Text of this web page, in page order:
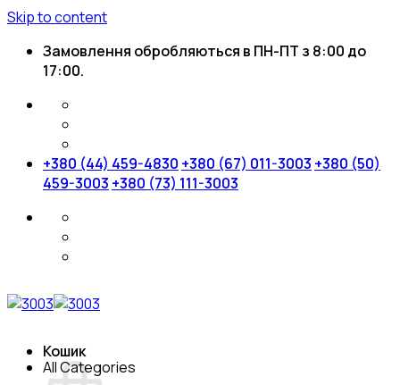
Skip to content
Замовлення обробляються в ПН-ПТ з 8:00 до
17:00.
+380 (44) 459-4830 +380 (67) 011-3003 +380 (50)
459-3003 +380 (73) 111-3003
Кошик
All Categories